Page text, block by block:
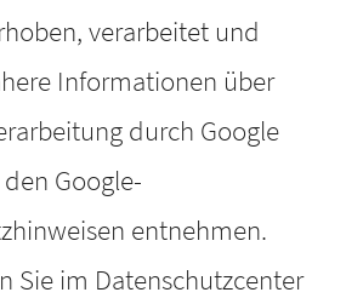
verarbeitet und
Informationen über
durch Google
Google-
entnehmen.
Sie im Datenschutzcenter